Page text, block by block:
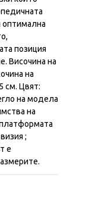
оптимална
позиция
Височина на
на
см. Цвят:
на модела
на
;
е